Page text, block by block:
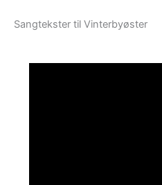
Sangtekster til Vinterbyøster